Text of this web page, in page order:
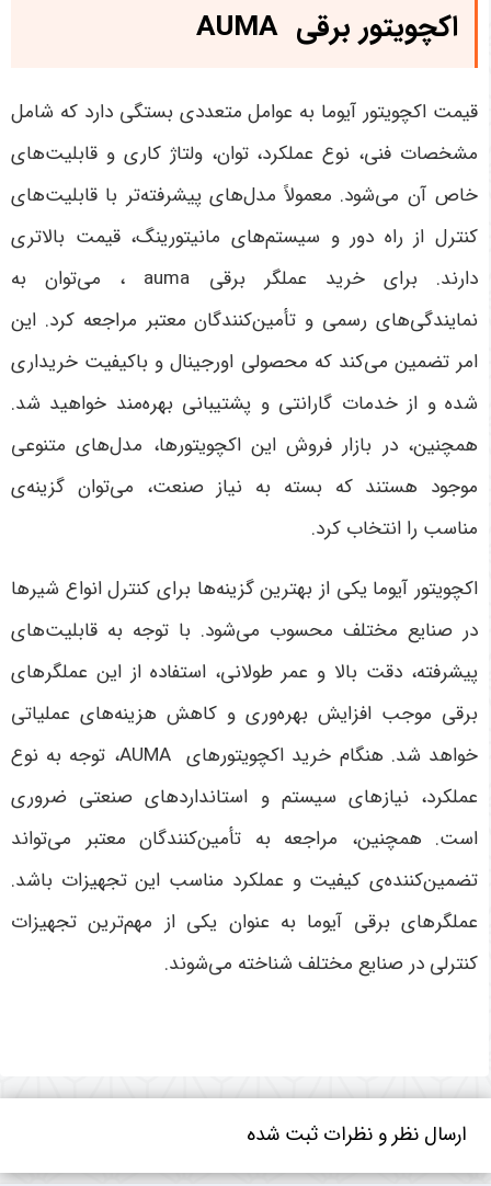
اکچویتور برقی
قیمت اکچویتور آیوما به عوامل متعددی بستگی دارد که شامل
مشخصات فنی، نوع عملکرد، توان، ولتاژ کاری و قابلیت‌های
خاص آن می‌شود. معمولاً مدل‌های پیشرفته‌تر با قابلیت‌های
کنترل از راه دور و سیستم‌های مانیتورینگ، قیمت بالاتری
دارند. برای خرید عملگر برقی auma
، می‌توان به
نمایندگی‌های رسمی و تأمین‌کنندگان معتبر مراجعه کرد. این
امر تضمین می‌کند که محصولی اورجینال و باکیفیت خریداری
شده و از خدمات گارانتی و پشتیبانی بهره‌مند خواهید شد.
همچنین، در بازار فروش این اکچویتورها، مدل‌های متنوعی
موجود هستند که بسته به نیاز صنعت، می‌توان گزینه‌ی
مناسب را انتخاب کرد.
اکچویتور آیوما یکی از بهترین گزینه‌ها برای کنترل انواع شیرها
در صنایع مختلف محسوب می‌شود. با توجه به قابلیت‌های
پیشرفته، دقت بالا و عمر طولانی، استفاده از این عملگرهای
برقی موجب افزایش بهره‌وری و کاهش هزینه‌های عملیاتی
خواهد شد. هنگام خرید اکچویتورهای AUMA
، توجه به نوع
عملکرد، نیازهای سیستم و استانداردهای صنعتی ضروری
است. همچنین، مراجعه به تأمین‌کنندگان معتبر می‌تواند
تضمین‌کننده‌ی کیفیت و عملکرد مناسب این تجهیزات باشد.
عملگرهای برقی آیوما به عنوان یکی از مهم‌ترین تجهیزات
کنترلی در صنایع مختلف شناخته می‌شوند.
ارسال نظر و نظرات ثبت شده